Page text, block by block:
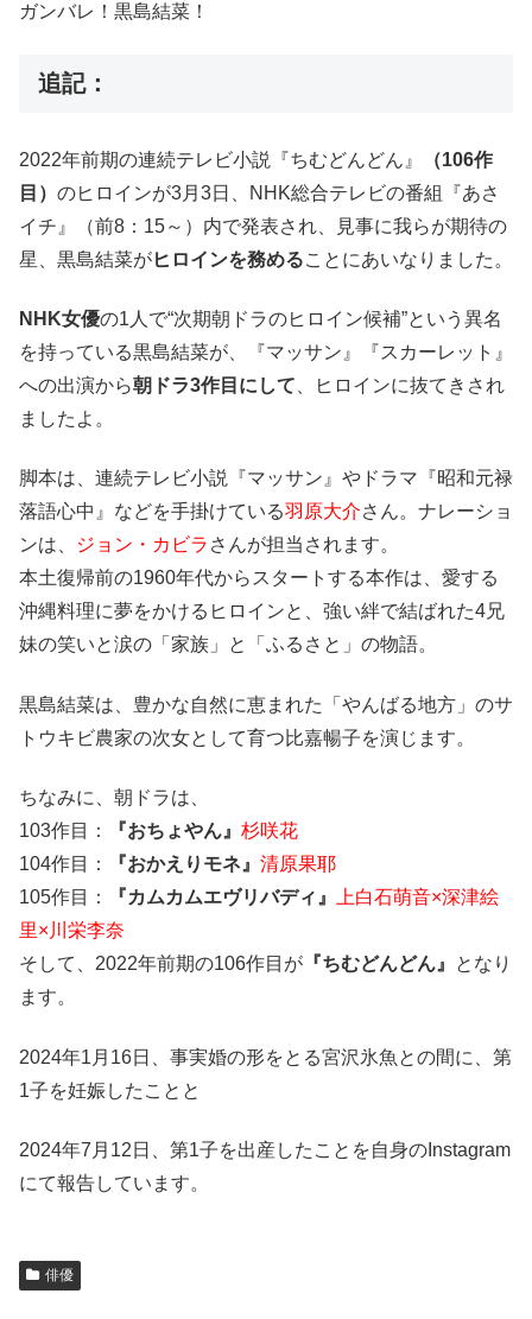
ガンバレ！黒島結菜！
追記：
2022年前期の連続テレビ小説『ちむどんどん』
（106作
目） のヒロインが3月3日、NHK総合テレビの番組『あさ
イチ』（前8：15～）内で発表され、見事に我らが期待の
星、黒島結菜がヒロインを務めることにあいなりました。
NHK女優の1人で“次期朝ドラのヒロイン候補”という異名
を持っている黒島結菜が、『マッサン』『スカーレット』
への出演から朝ドラ3作目にして 、ヒロインに抜てきされ
ましたよ。
脚本は、連続テレビ小説『マッサン』やドラマ『昭和元禄
落語心中』などを手掛けている羽原大介さん。ナレーショ
ンは、
ジョン・カビラ さんが担当されます。
本土復帰前の1960年代からスタートする本作は、愛する
沖縄料理に夢をかけるヒロインと、強い絆で結ばれた4兄
妹の笑いと涙の「家族」と「ふるさと」の物語。
黒島結菜は、豊かな自然に恵まれた「やんばる地方」のサ
トウキビ農家の次女として育つ比嘉暢子を演じます。
ちなみに、朝ドラは、
103作目：
『おちょやん』 杉咲花
104作目：
『おかえりモネ』 清原果耶
105作目：
『カムカムエヴリバディ』
上白石萌音×深津絵
里×川栄李奈
そして、2022年前期の106作目が 『ちむどんどん』
となり
ます。
2024年1月16日、事実婚の形をとる宮沢氷魚との間に、第
1子を妊娠したことと
2024年7月12日、第1子を出産したことを自身のInstagram
にて報告しています。
俳優